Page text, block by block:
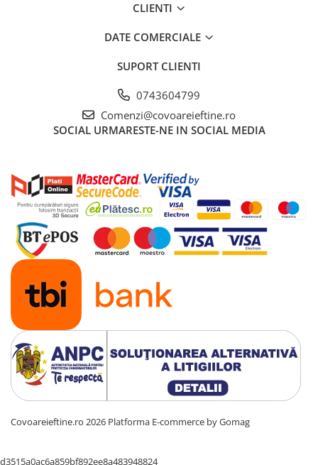
CLIENTI
DATE COMERCIALE
SUPORT CLIENTI
0743604799
Comenzi@covoareieftine.ro
SOCIAL URMARESTE-NE IN SOCIAL MEDIA
Covoareieftine.ro 2026 Platforma E-commerce by Gomag
d3515a0ac6a859bf892ee8a483948824